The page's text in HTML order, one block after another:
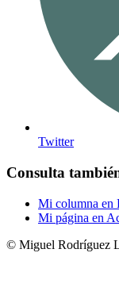
Twitter
Consulta
Mi columna en
Mi página en
© Miguel Rodríguez